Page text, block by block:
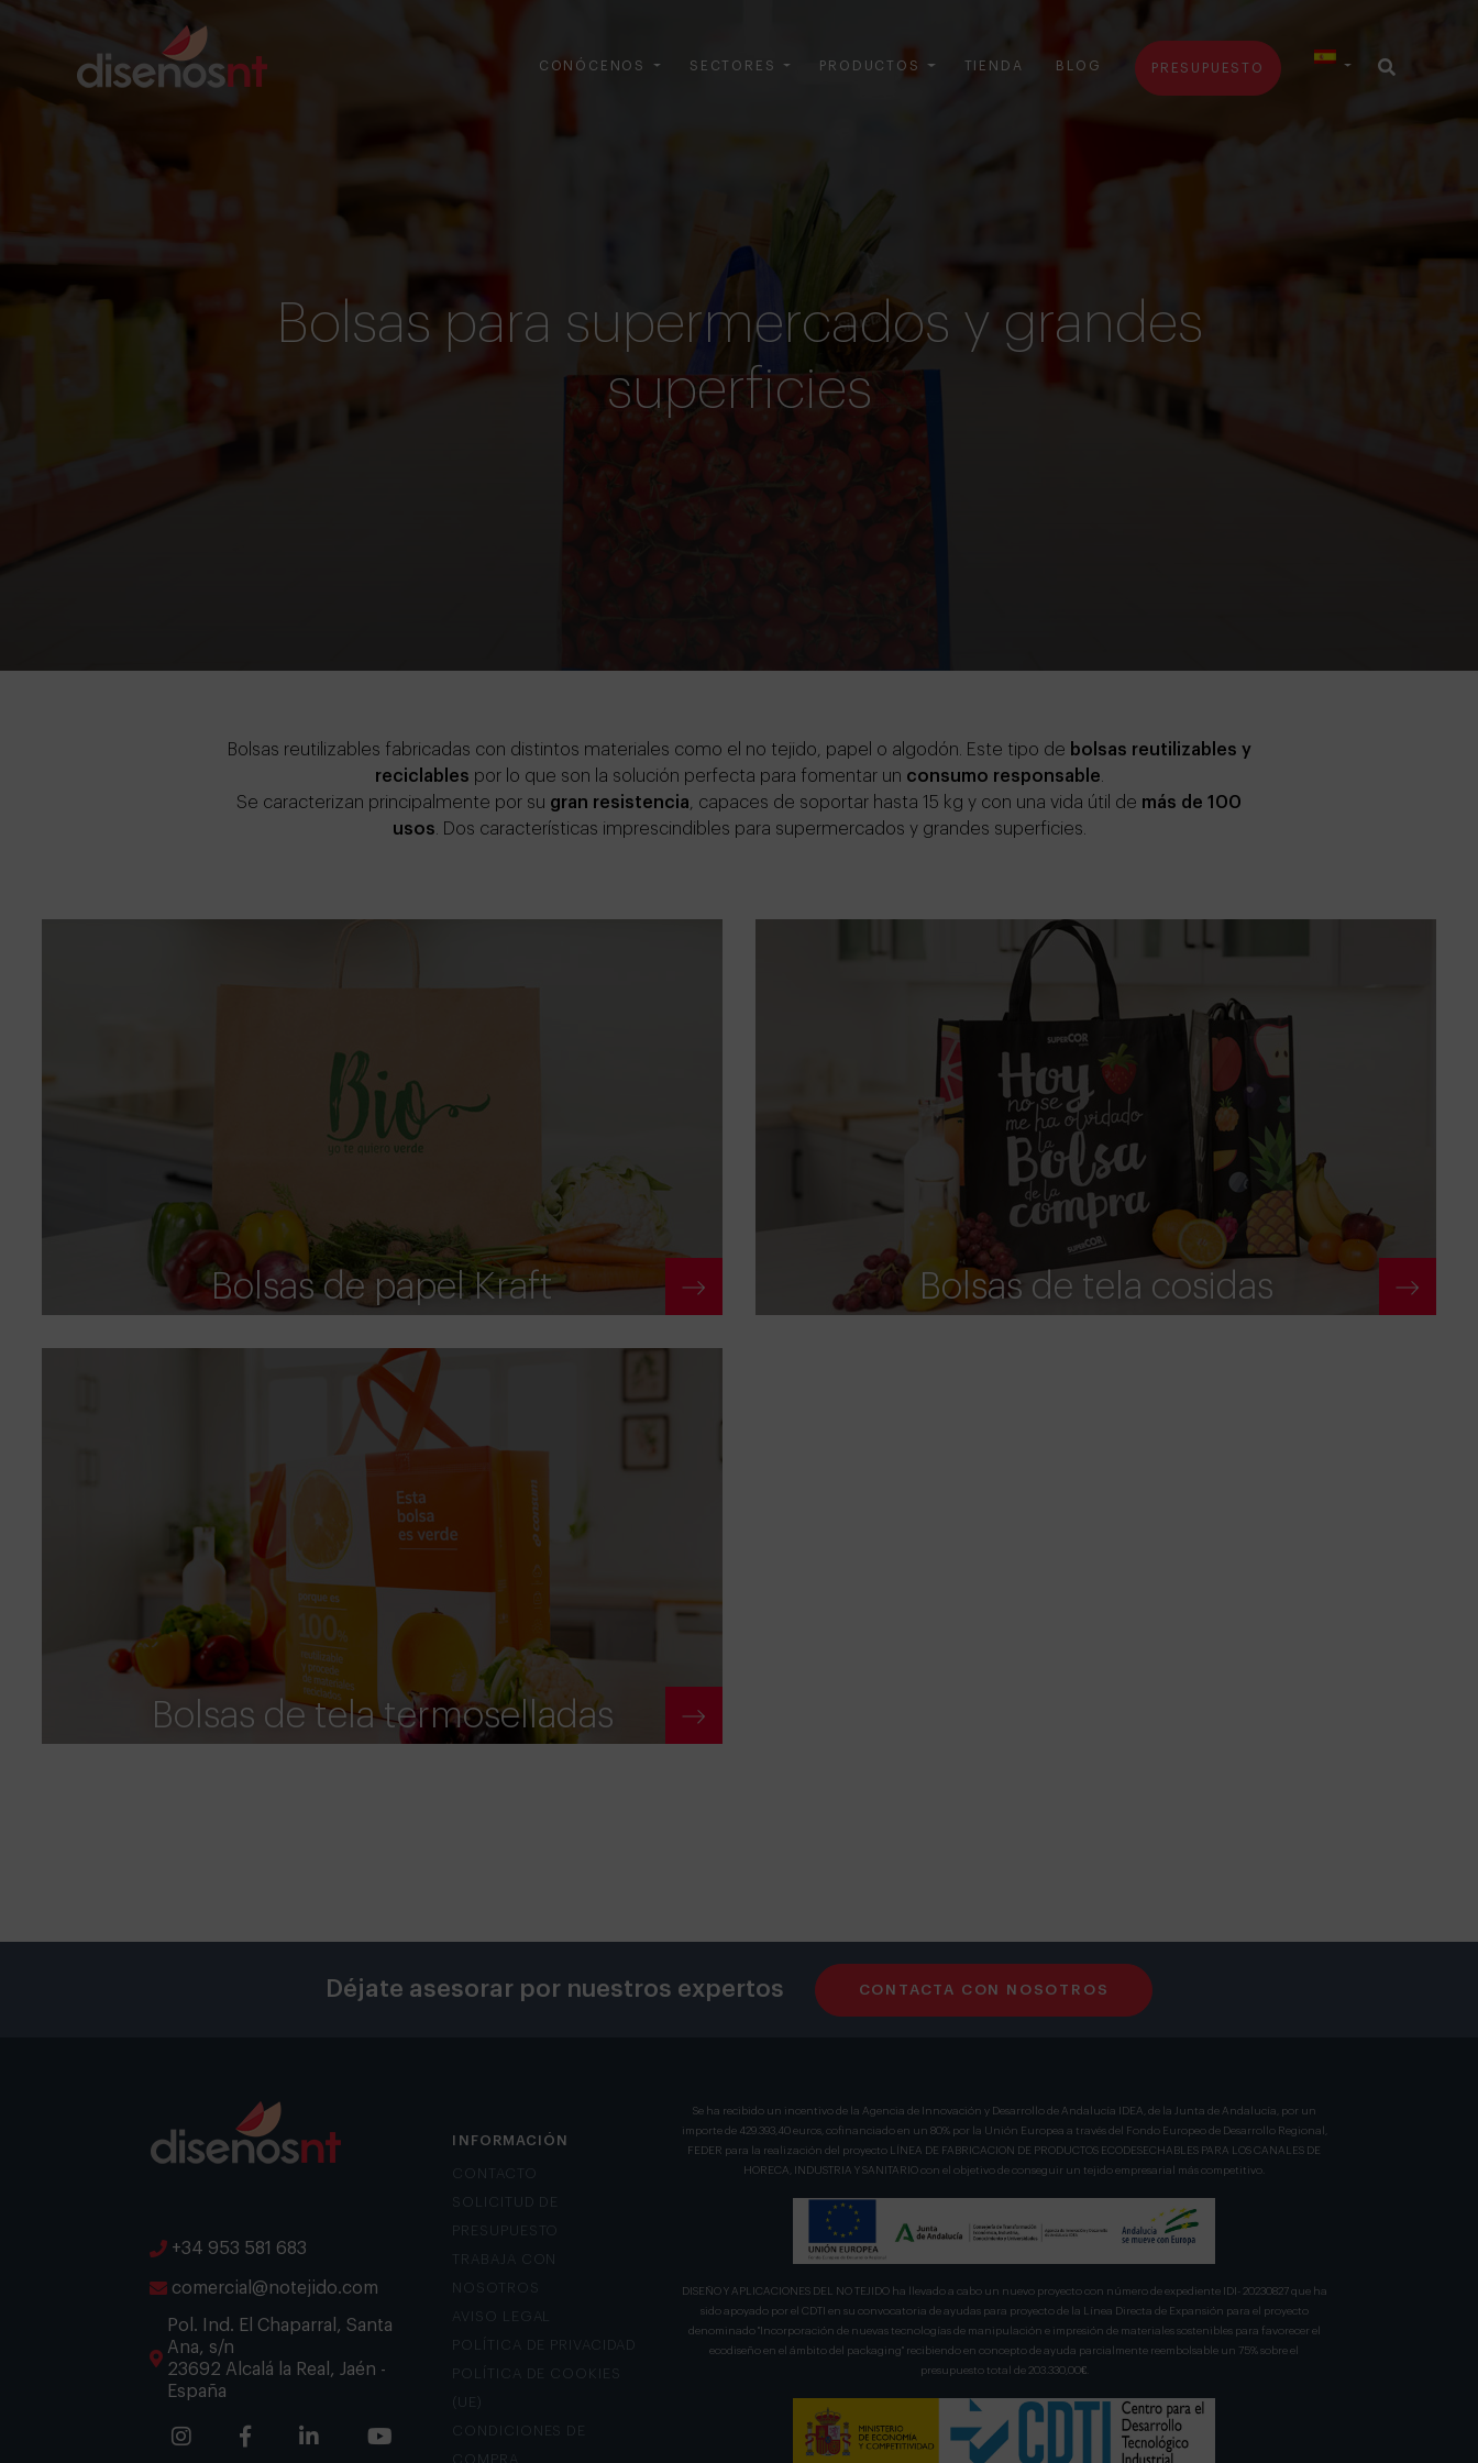
CONÓCENOS SECTORES PRODUCTOS TIENDA BLOG PRESUPUESTO
Bolsas para supermercados y grandes
superficies
Bolsas reutilizables fabricadas con distintos materiales como el no tejido, papel o algodón. Este tipo de bolsas reutilizables y
reciclables por lo que son la solución perfecta para fomentar un consumo responsable
Se caracterizan principalmente por su gran resistencia , capaces de soportar hasta 15 kg y con una vida útil de más de 100
usos . Dos características imprescindibles para supermercados y grandes superficies.
Bolsas de papel Kraft Bolsas de tela cosidas
Bolsas de tela termoselladas
Déjate asesorar por nuestros expertos CONTACTA CON NOSOTROS
+34 953 581 683
comercial@notejido.com
Pol. Ind. El Chaparral, Santa
Ana, s/n
23692 Alcalá la Real, Jaén -
España
INFORMACIÓN
CONTACTO
SOLICITUD DE
TRABAJA CON
AVISO LEGAL
POLÍTICA DE PRIVACIDAD
POLÍTICA DE COOKIES
CONDICIONES DE
COMPRA
Se ha recibido un incentivo de la Agencia de Innovación y Desarrollo de Andalucía IDEA, de la Junta de Andalucía, por un
importe de 429.393,40 euros, cofinanciado en un 80% por la Unión Europea a través del Fondo Europeo de Desarrollo Regional,
FEDER para la realización del proyecto LÍNEA DE FABRICACION DE PRODUCTOS ECODESECHABLES PARA LOS CANALES DE
HORECA, INDUSTRIA Y SANITARIO con el objetivo de conseguir un tejido empresarial más competitivo.
DISEÑO Y APLICACIONES DEL NO TEJIDO ha llevado a cabo un nuevo proyecto con número de expediente IDI- 20230827 que ha
sido apoyado por el CDTI en su convocatoria de ayudas para proyecto de la Línea Directa de Expansión para el proyecto
denominado "Incorporación de nuevas tecnologías de manipulación e impresión de materiales sostenibles para favorecer el
ecodiseño en el ámbito del packaging" recibiendo en concepto de ayuda parcialmente reembolsable un 75% sobre el
presupuesto total de 203.330,00€.